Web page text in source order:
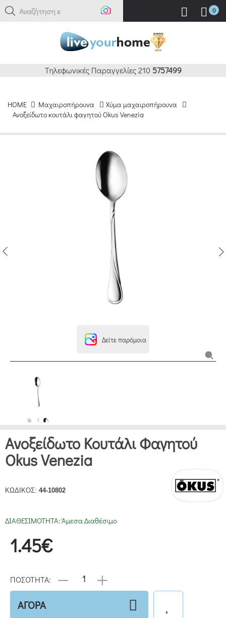
Αναζήτηση εδώ 0
Τηλεφωνικές Παραγγελίες 210 5757499
HOME Μαχαιροπήρουνα
Χύμα μαχαιροπήρουνα
Ανοξείδωτο κουτάλι φαγητού Okus Venezia
Δείτε παρόμοια
Ανοξείδωτο Κουτάλι Φαγητού
Okus Venezia
ΚΩΔΙΚΟΣ: 44-10802
ΔΙΑΘΕΣΙΜΟΤΗΤΑ:Άμεσα Διαθέσιμο
1.45€
ΠΟΣΟΤΗΤΑ:
ΑΓΟΡΑ